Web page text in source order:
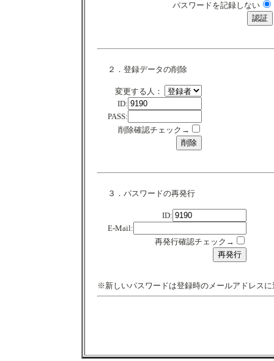
パスワードを記録しない
２．登録データの削除
変更する人：
ID:
PASS:
削除確認チェック→
３．パスワードの再発行
ID:
E-Mail:
再発行確認チェック→
※新しいパスワードは登録時のメールアドレスに